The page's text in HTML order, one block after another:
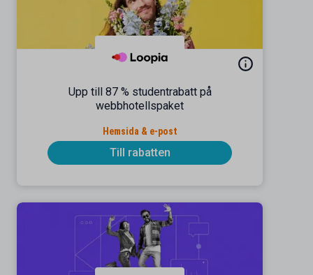
Upp till 87 % studentrabatt på
webbhotellspaket
Hemsida & e-post
Till rabatten